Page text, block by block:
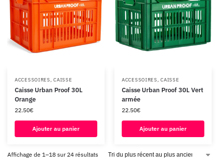
ACCESSOIRES,CAISSE
Caisse Urban Proof 30L
Orange
22.50€
Ajouter au panier
ACCESSOIRES,CAISSE
Caisse Urban Proof 30L Vert
armée
22.50€
Ajouter au panier
Affichage de 1–18 sur 24 résultats